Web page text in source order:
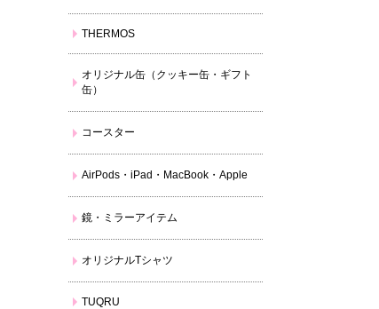
THERMOS
オリジナル缶（クッキー缶・ギフト
缶）
コースター
AirPods・iPad・MacBook・Apple
鏡・ミラーアイテム
オリジナルTシャツ
TUQRU